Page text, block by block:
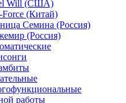
Will (США)
(Китай)
Семина (Россия)
(Россия)
работы